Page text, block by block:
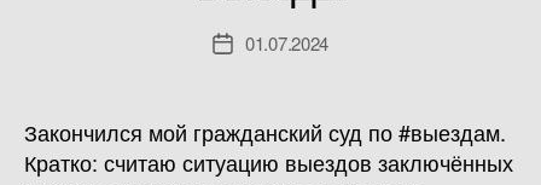
Дата01.07.2024
Закончился мой гражданский суд по #выездам.
Кратко: считаю ситуацию выездов заключённых